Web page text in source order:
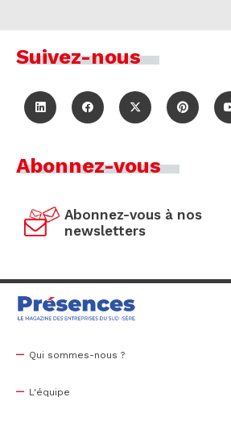
Suivez-nous
Abonnez-vous
Abonnez-vous à nos
newsletters
Qui sommes-nous ?
L'équipe